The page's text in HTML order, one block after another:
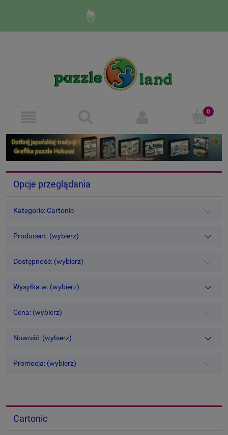
Opcje przeglądania
Kategorie: Cartonic
Producent: (wybierz)
Dostępność: (wybierz)
Wysyłka w: (wybierz)
Cena: (wybierz)
Nowość: (wybierz)
Promocja: (wybierz)
Cartonic